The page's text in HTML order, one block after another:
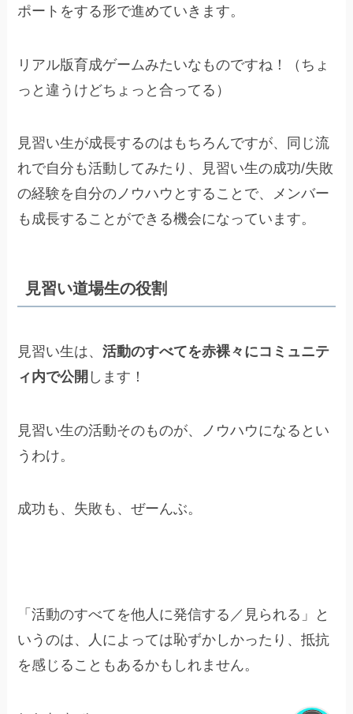
ポートをする形で進めていきます。
リアル版育成ゲームみたいなものですね！（ちょ
っと違うけどちょっと合ってる）
見習い生が成長するのはもちろんですが、同じ流
れで自分も活動してみたり、見習い生の成功/失敗
の経験を自分のノウハウとすることで、メンバー
も成長することができる機会になっています。
見習い道場生の役割
見習い生は、活動のすべてを赤裸々にコミュニテ
ィ内で公開 します！
見習い生の活動そのものが、ノウハウになるとい
うわけ。
成功も、失敗も、ぜーんぶ。
「活動のすべてを他人に発信する／見られる」と
いうのは、人によっては恥ずかしかったり、抵抗
を感じることもあるかもしれません。